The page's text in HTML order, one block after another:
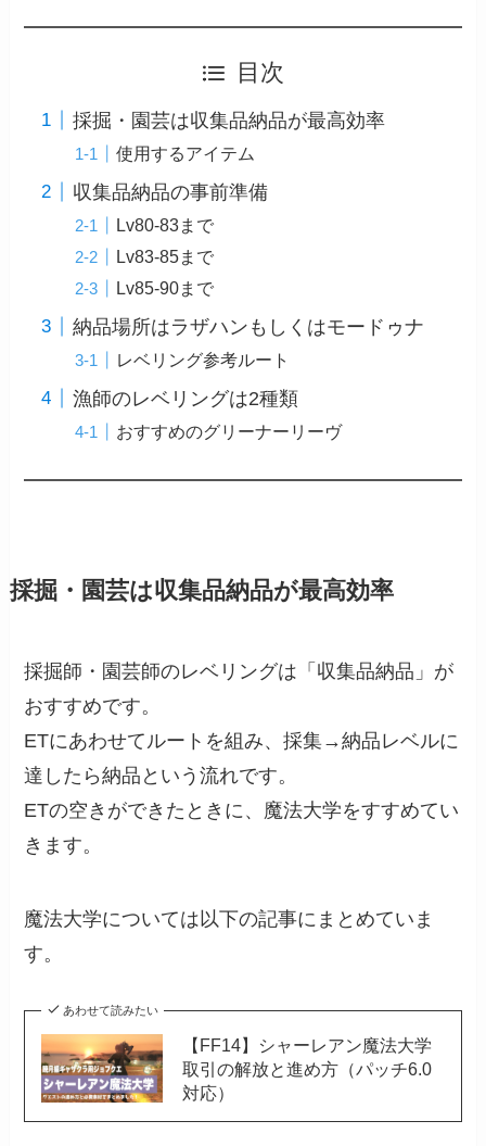
目次
採掘・園芸は収集品納品が最高効率
使用するアイテム
収集品納品の事前準備
Lv80-83まで
Lv83-85まで
Lv85-90まで
納品場所はラザハンもしくはモードゥナ
レベリング参考ルート
漁師のレベリングは2種類
おすすめのグリーナーリーヴ
採掘・園芸は収集品納品が最高効率
採掘師・園芸師のレベリングは「収集品納品」が
おすすめです。
ETにあわせてルートを組み、採集→納品レベルに
達したら納品という流れです。
ETの空きができたときに、魔法大学をすすめてい
きます。
魔法大学については以下の記事にまとめていま
す。
あわせて読みたい
【FF14】シャーレアン魔法大学
取引の解放と進め方（パッチ6.0
対応）